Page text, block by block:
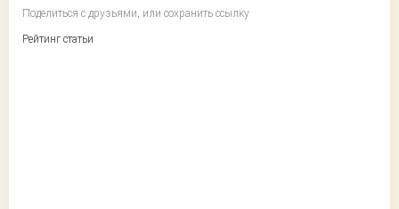
Поделиться с друзьями, или сохранить ссылку
Рейтинг статьи